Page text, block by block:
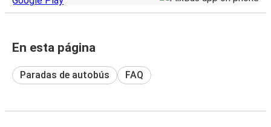
En esta página
Paradas de autobús FAQ